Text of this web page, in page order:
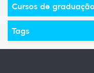
Cursos de graduação
Tags